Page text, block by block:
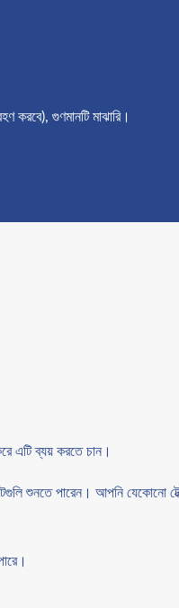
করবে), গুণমানটি মাঝারি।
এটি ব্যয় করতে চান।
শুনতে পারেন। আপনি যেকোনো